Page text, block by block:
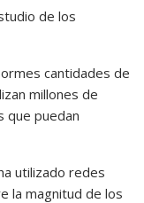
de los
cantidades de
millones de
que puedan
utilizado redes
la magnitud de los